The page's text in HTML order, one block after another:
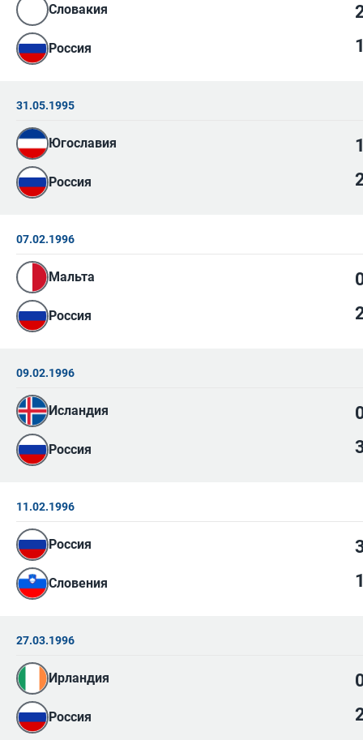
Словакия
Россия
31.05.1995
Югославия
Россия
07.02.1996
Мальта
Россия
09.02.1996
Исландия
Россия
11.02.1996
Россия
Словения
27.03.1996
Ирландия
Россия